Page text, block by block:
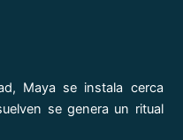
Maya se instala cerca
se genera un ritual